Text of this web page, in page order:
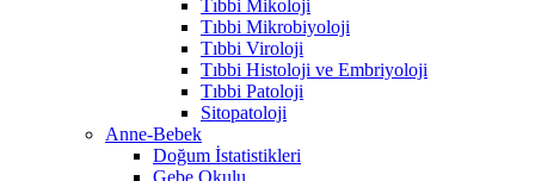
Tıbbi Mikoloji
Tıbbi Mikrobiyoloji
Tıbbi Viroloji
Tıbbi Histoloji ve Embriyoloji
Tıbbi Patoloji
Sitopatoloji
Anne-Bebek
Doğum İstatistikleri
Gebe Okulu